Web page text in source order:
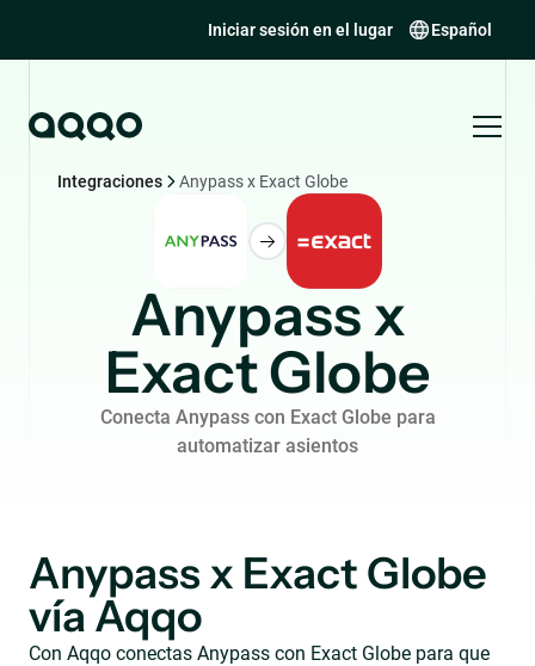
Iniciar sesión en el lugar Español
Integraciones Anypass x Exact Globe
Anypass x
Exact Globe
Conecta Anypass con Exact Globe para
automatizar asientos
Anypass x Exact Globe
vía Aqqo
Con Aqqo conectas Anypass con Exact Globe para que